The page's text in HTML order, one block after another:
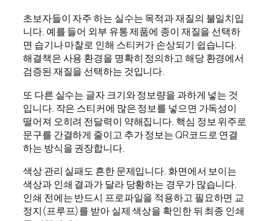
초보자들이 자주 하는 실수는 목적과 재질의 불일치입
니다. 예를 들어 외부 유통 제품에 종이 재질을 선택하
면 습기나 마찰로 인해 스티커가 손상되기 쉽습니다.
해결책은 사용 환경을 명확히 정의하고 해당 환경에서
검증된 재질을 선택하는 것입니다.
또 다른 실수는 글자 크기와 정보량을 과하게 넣는 것
입니다. 작은 스티커에 많은 정보를 넣으면 가독성이
떨어져 오히려 전달력이 약해집니다. 핵심 정보 위주로
문구를 간결하게 줄이고 추가 정보는 QR코드로 연결
하는 방식을 권장합니다.
색상 관리 실패도 흔한 문제입니다. 화면에서 보이는
색상과 인쇄 결과가 달라 당황하는 경우가 많습니다.
인쇄 전에는 반드시 프로파일을 적용하고 필요하면 교
정지(프루프)를 받아 실제 색상을 확인한 뒤 최종 인쇄